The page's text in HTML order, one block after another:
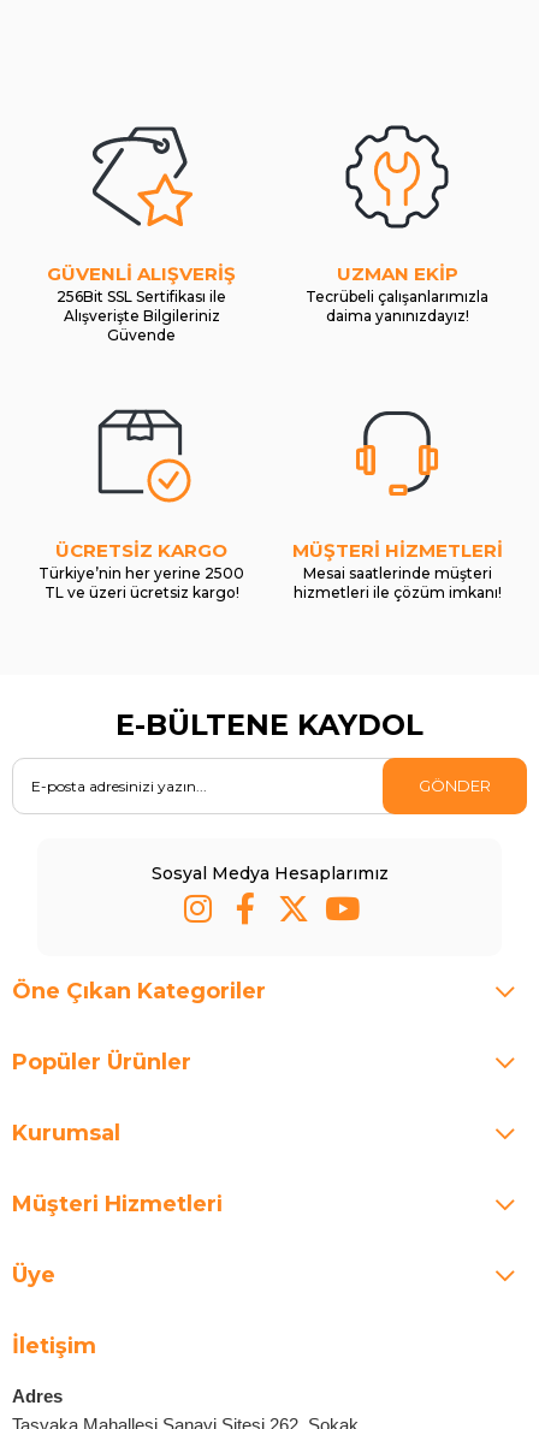
GÜVENLİ ALIŞVERİŞ
256Bit SSL Sertifikası ile
Alışverişte Bilgileriniz
Güvende
UZMAN EKİP
Tecrübeli çalışanlarımızla
daima yanınızdayız!
ÜCRETSİZ KARGO
Türkiye’nin her yerine 2500
TL ve üzeri ücretsiz kargo!
MÜŞTERİ HİZMETLERİ
Mesai saatlerinde müşteri
hizmetleri ile çözüm imkanı!
E-BÜLTENE KAYDOL
GÖNDER
Sosyal Medya Hesaplarımız
Öne Çıkan Kategoriler
Popüler Ürünler
Kurumsal
Müşteri Hizmetleri
Üye
İletişim
Adres
Taşyaka Mahallesi Sanayi Sitesi 262. Sokak